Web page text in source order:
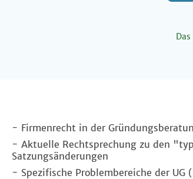
- Firmenrecht in der
- Aktuelle Rechtsprechung zu den
Satzungsänderungen
- Spezifische Problembereiche der UG